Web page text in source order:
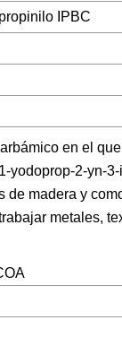
IPBC
en el
yodoprop-2-yn-
madera y
metales,